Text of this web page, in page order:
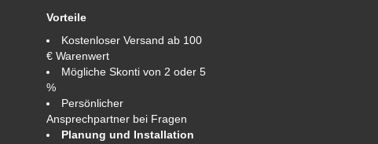
Vorteile
Kostenloser Versand ab 100
€ Warenwert
Mögliche Skonti von 2 oder 5
%
Persönlicher
Ansprechpartner bei Fragen
Planung und Installation